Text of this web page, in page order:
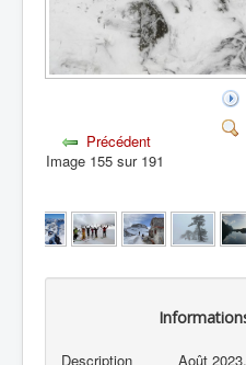
Précédent
Image 155 sur 191
Description
Août